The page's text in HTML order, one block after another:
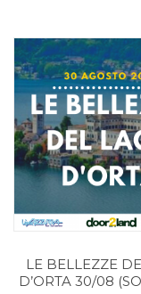
LE BELLEZZE
D’ORTA 30/08